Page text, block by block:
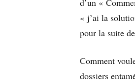
« j’ai la
pour la suite
Comment
dossiers